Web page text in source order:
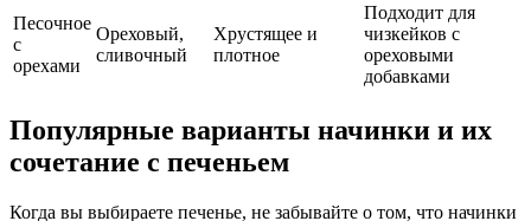
Песочное
с
орехами
Ореховый,
сливочный
Хрустящее и
плотное
Подходит для
чизкейков с
ореховыми
добавками
Популярные варианты начинки и их
сочетание с печеньем
Когда вы выбираете печенье, не забывайте о том, что начинки